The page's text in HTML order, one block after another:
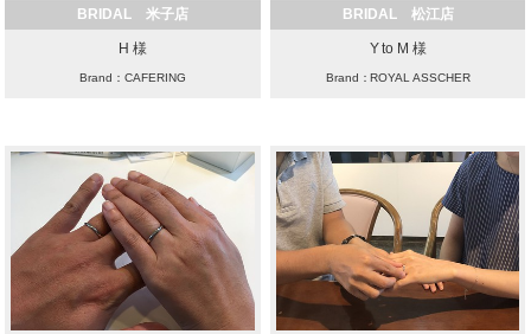
BRIDAL 米子店
H 様
Brand：CAFERING
BRIDAL 松江店
Y to M 様
Brand：ROYAL ASSCHER